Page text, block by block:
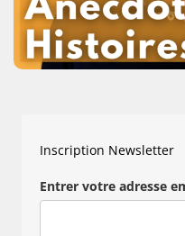
Inscription Newsletter
Entrer votre adresse